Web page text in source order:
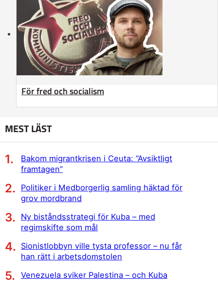
För fred och socialism
MEST LÄST
Bakom migrantkrisen i Ceuta: ”Avsiktligt
framtagen”
Politiker i Medborgerlig samling häktad för
grov mordbrand
Ny biståndsstrategi för Kuba – med
regimskifte som mål
Sionistlobbyn ville tysta professor – nu får
han rätt i arbetsdomstolen
Venezuela sviker Palestina – och Kuba